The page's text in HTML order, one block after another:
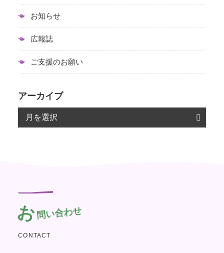
お知らせ
広報誌
ご支援のお願い
アーカイブ
お問い合わせ
CONTACT